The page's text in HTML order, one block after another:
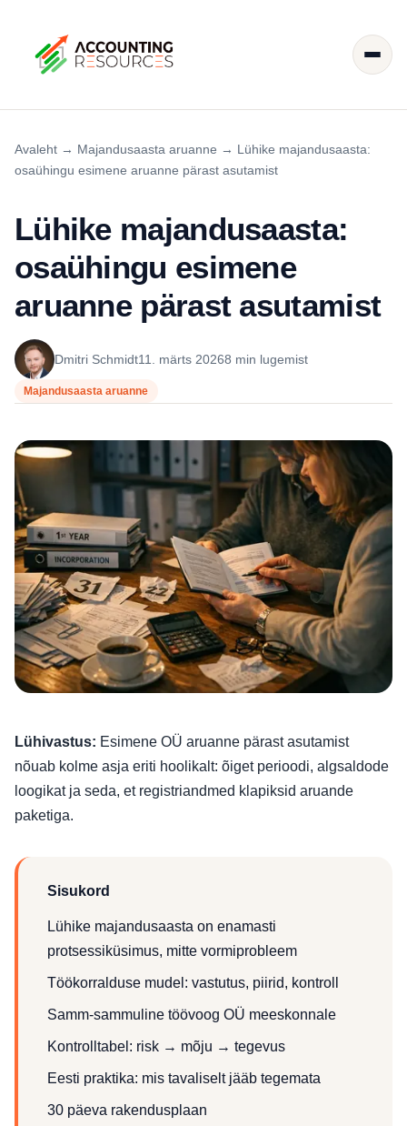
Avaleht → Majandusaasta aruanne → Lühike majandusaasta:
osaühingu esimene aruanne pärast asutamist
Lühike majandusaasta:
osaühingu esimene
aruanne pärast asutamist
Dmitri Schmidt11. märts 20268 min lugemist
Majandusaasta aruanne
Lühivastus: Esimene OÜ aruanne pärast asutamist
nõuab kolme asja eriti hoolikalt: õiget perioodi, algsaldode
loogikat ja seda, et registriandmed klapiksid aruande
paketiga.
Sisukord
Lühike majandusaasta on enamasti
protsessiküsimus, mitte vormiprobleem
Töökorralduse mudel: vastutus, piirid, kontroll
Samm-sammuline töövoog OÜ meeskonnale
Kontrolltabel: risk → mõju → tegevus
Eesti praktika: mis tavaliselt jääb tegemata
30 päeva rakendusplaan